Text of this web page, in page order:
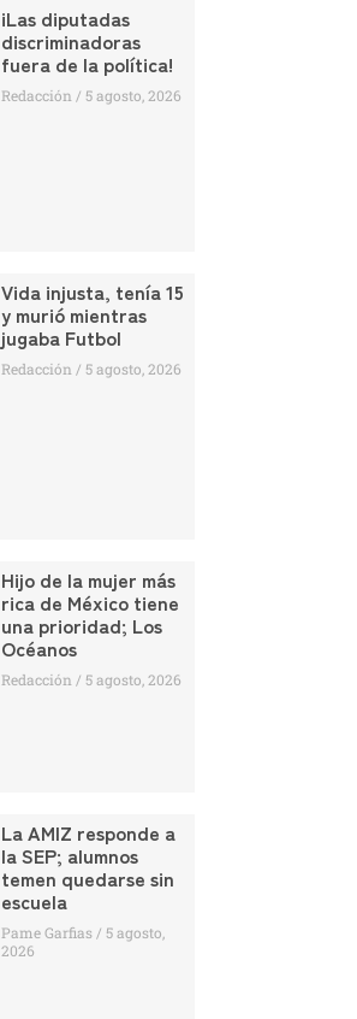
¡Las diputadas
discriminadoras
fuera de la política!
Redacción 5 agosto, 2026
Vida injusta, tenía 15
y murió mientras
jugaba Futbol
Redacción 5 agosto, 2026
Hijo de la mujer más
rica de México tiene
una prioridad; Los
Océanos
Redacción 5 agosto, 2026
La AMIZ responde a
la SEP; alumnos
temen quedarse sin
escuela
Pame Garfias
5 agosto,
2026